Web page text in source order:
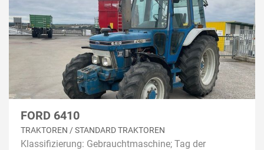
FORD 6410
TRAKTOREN / STANDARD TRAKTOREN
Klassifizierung: Gebrauchtmaschine; Tag der